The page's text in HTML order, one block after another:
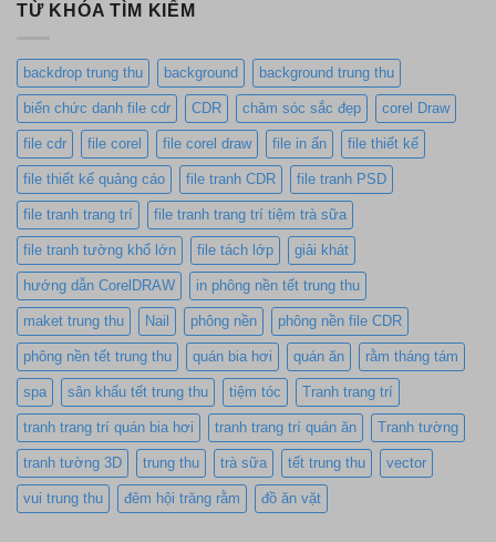
TỪ KHÓA TÌM KIẾM
backdrop trung thu background background trung thu
biển chức danh file cdr CDR chăm sóc sắc đẹp corel Draw
file cdr file corel file corel draw file in ấn file thiết kế
file thiết kế quảng cáo file tranh CDR file tranh PSD
file tranh trang trí file tranh trang trí tiệm trà sữa
file tranh tường khổ lớn file tách lớp giải khát
hướng dẫn CorelDRAW in phông nền tết trung thu
maket trung thu Nail phông nền phông nền file CDR
phông nền tết trung thu quán bia hơi quán ăn rằm tháng tám
spa sân khấu tết trung thu tiệm tóc Tranh trang trí
tranh trang trí quán bia hơi tranh trang trí quán ăn Tranh tường
tranh tường 3D trung thu trà sữa tết trung thu vector
vui trung thu đêm hội trăng rằm đồ ăn vặt